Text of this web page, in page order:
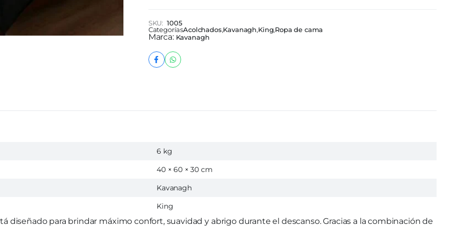
SKU: 1005
CategoríasAcolchados,Kavanagh,King,Ropa de cama
Marca: Kavanagh
6 kg
40 × 60 × 30 cm
Kavanagh
King
diseñado para brindar máximo confort, suavidad y abrigo durante el descanso. Gracias a la combinación de